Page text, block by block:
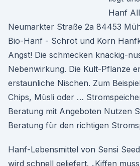
Hanf
Neumarkter Straße 2a 84453
Bio-Hanf - Schrot und Korn
Angst! Die schmecken knackig-
Nebenwirkung. Die Kult-Pflanze
erstaunliche Nischen. Zum
Chips, Müsli oder …
Beratung mit Angeboten Nutzen
Beratung für den richtigen
Hanf-Lebensmittel von Sensi
wird schnell geliefert. „Kiffen